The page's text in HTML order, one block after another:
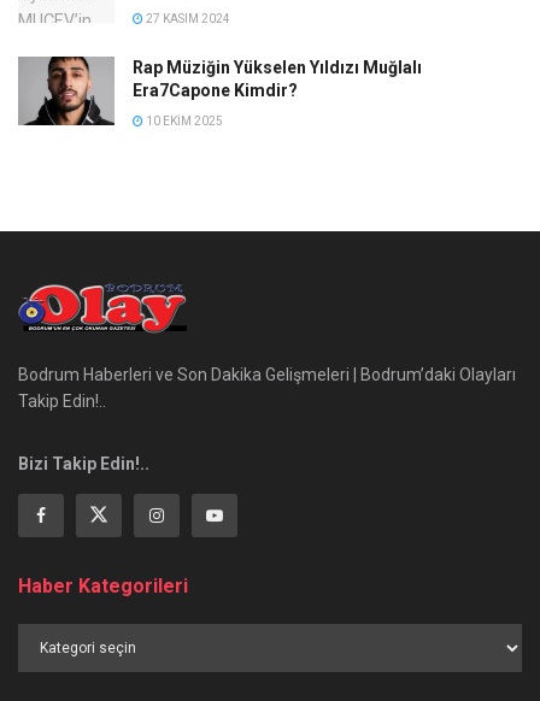
27 KASIM 2024
Rap Müziğin Yükselen Yıldızı Muğlalı
Era7Capone Kimdir?
10 EKIM 2025
Bodrum Haberleri ve Son Dakika Gelişmeleri | Bodrum’daki Olayları
Takip Edin!..
Bizi Takip Edin!..
Haber Kategorileri
Kategorileri